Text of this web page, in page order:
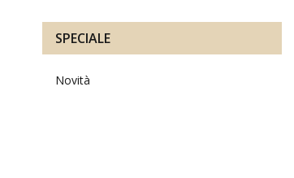
SPECIALE
novità